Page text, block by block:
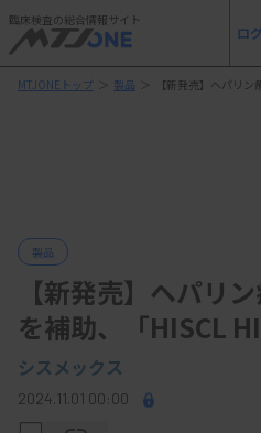
臨床検査の総合情報サイト
ロ
MTJONEトップ ＞ 製品 ＞ 【新発売】ヘパリ
製品
【新発売】ヘパリ
を補助、「HISCL
シスメックス
2024.11.01 00:00